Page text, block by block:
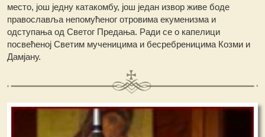
место, још једну катакомбу, још један извор живе боде
православља непомућеног отровима екуменизма и
одступања од Светог Предања. Ради се о капелици
посвећеној Светим мученицима и бесребреницима Козми и
Дамјану.